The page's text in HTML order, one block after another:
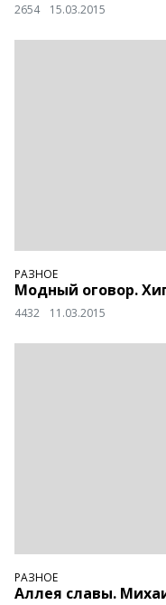
2654 15.03.2015
РАЗНОЕ
Модный оговор.
4432 11.03.2015
РАЗНОЕ
Аллея славы.